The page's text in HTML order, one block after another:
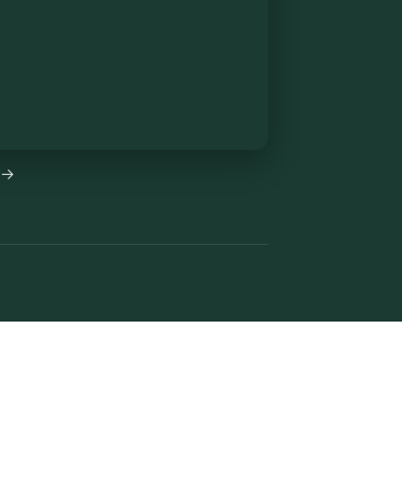
→